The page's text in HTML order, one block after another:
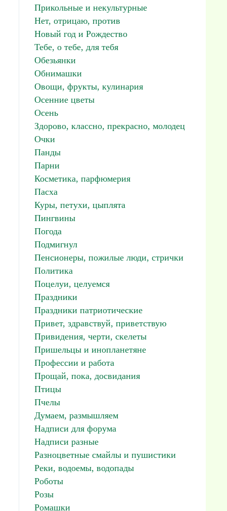
Прикольные и некультурные
Нет, отрицаю, против
Новый год и Рождество
Тебе, о тебе, для тебя
Обезьянки
Обнимашки
Овощи, фрукты, кулинария
Осенние цветы
Осень
Здорово, классно, прекрасно, молодец
Очки
Панды
Парни
Косметика, парфюмерия
Пасха
Куры, петухи, цыплята
Пингвины
Погода
Подмигнул
Пенсионеры, пожилые люди, стрички
Политика
Поцелуи, целуемся
Праздники
Праздники патриотические
Привет, здравствуй, приветствую
Привидения, черти, скелеты
Пришельцы и инопланетяне
Профессии и работа
Прощай, пока, досвидания
Птицы
Пчелы
Думаем, размышляем
Надписи для форума
Надписи разные
Разноцветные смайлы и пушистики
Реки, водоемы, водопады
Роботы
Розы
Ромашки